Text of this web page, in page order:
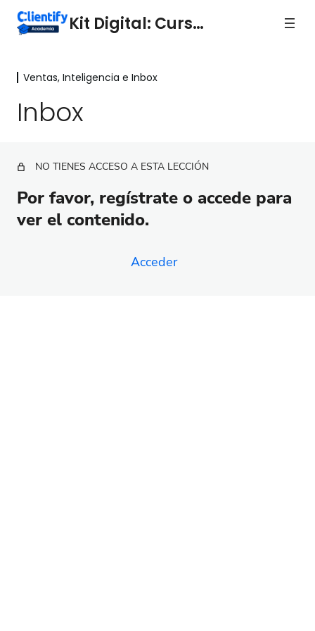
Kit Digital: Curso 8
Ventas, Inteligencia e Inbox
Ventas
Inbox
Ventas, Inteligencia e Inbox
Inbox
NO TIENES ACCESO A ESTA LECCIÓN
Por favor, regístrate o accede para
ver el contenido.
Acceder